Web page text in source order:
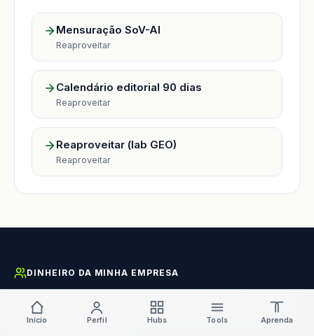
Mensuração SoV-AI
Reaproveitar
Calendário editorial 90 dias
Reaproveitar
Reaproveitar (lab GEO)
Reaproveitar
DINHEIRO DA MINHA EMPRESA
financeiros da Stone Co. para empreendedores brasileiros —
MEI, microempresa e PME.
Início Perfil Hubs Tools Aprenda